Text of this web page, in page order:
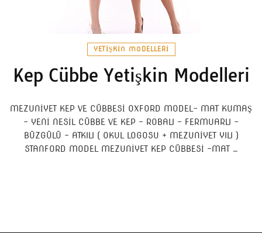
YETIŞKIN MODELLERI
Kep Cübbe Yetişkin Modelleri
MEZUNİYET KEP VE CÜBBESİ OXFORD MODEL- MAT KUMAŞ
– YENİ NESİL CÜBBE VE KEP – ROBALI – FERMUARLI –
BÜZGÜLÜ – ATKILI ( OKUL LOGOSU + MEZUNİYET YILI )
STANFORD MODEL MEZUNİYET KEP CÜBBESİ -MAT …